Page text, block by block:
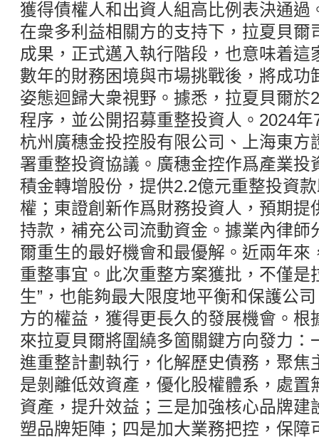
獲得債權人和出資人組高比例表決通過
在衆多利益相關方的支持下，拉夏貝爾
成果，正式邁入執行階段，也意味着這
數年的財務困境與市場挑戰後，將成功
姿態迴歸大衆視野。據悉，拉夏貝爾於
程序，並公開招募重整投資人。2024
杭州廣穗金投控股有限公司、上海東方
署重整投資協議。廣穗金控作爲產業投
積金轉增股份，提供2.2億元重整投資
權；東證創新作爲財務投資人，預期提
持款，補充公司流動資金。據業內律師
爾重生的最好機會和最優解。近兩年來
重整事宜。此次重整方案獲批，不僅是
生”，也能夠最大限度地平衡和保護公
方的權益，獲得更長久的發展機會。根
來拉夏貝爾將圍繞多箇關鍵方向發力：
進重整計劃執行，化解歷史債務，聚焦
是剝離低效資產，優化股權體系，處置
資產，提升效益；三是加強核心品牌建
塑品牌矩陣；四是加大業務把控，保障